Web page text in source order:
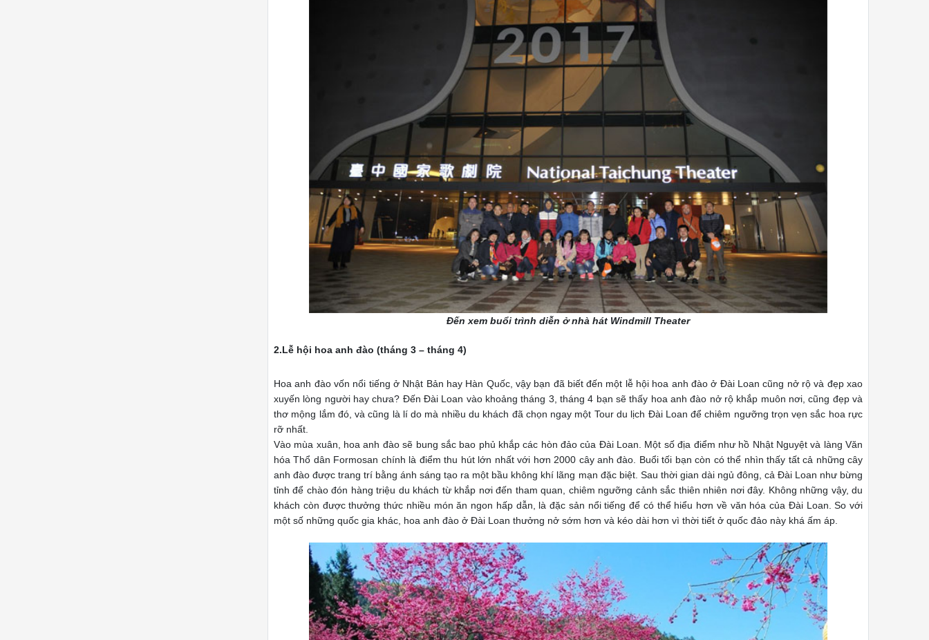
Đến xem buổi trình diễn ở nhà hát Windmill Theater
2.Lễ hội hoa anh đào (tháng 3 – tháng 4)
Hoa anh đào vốn nổi tiếng ở Nhật Bản hay Hàn Quốc, vậy bạn đã biết đến một lễ hội hoa anh đào ở Đài Loan cũng nở rộ và đẹp xao
xuyến lòng người hay chưa? Đến Đài Loan vào khoảng tháng 3, tháng 4 bạn sẽ thấy hoa anh đào nở rộ khắp muôn nơi, cũng đẹp và
thơ mộng lắm đó, và cũng là lí do mà nhiều du khách đã chọn ngay một Tour du lịch Đài Loan để chiêm ngưỡng trọn vẹn sắc hoa rực
rỡ nhất.
Vào mùa xuân, hoa anh đào sẽ bung sắc bao phủ khắp các hòn đảo của Đài Loan. Một số địa điểm như hồ Nhật Nguyệt và làng Văn
hóa Thổ dân Formosan chính là điểm thu hút lớn nhất với hơn 2000 cây anh đào. Buổi tối bạn còn có thể nhìn thấy tất cả những cây
anh đào được trang trí bằng ánh sáng tạo ra một bầu không khí lãng mạn đặc biệt. Sau thời gian dài ngủ đông, cả Đài Loan như bừng
tỉnh để chào đón hàng triệu du khách từ khắp nơi đến tham quan, chiêm ngưỡng cảnh sắc thiên nhiên nơi đây. Không những vậy, du
khách còn được thưởng thức nhiều món ăn ngon hấp dẫn, là đặc sản nổi tiếng để có thể hiểu hơn về văn hóa của Đài Loan. So với
một số những quốc gia khác, hoa anh đào ở Đài Loan thưởng nở sớm hơn và kéo dài hơn vì thời tiết ở quốc đảo này khá ấm áp.